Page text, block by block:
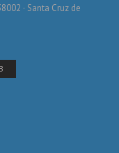
· Santa Cruz de